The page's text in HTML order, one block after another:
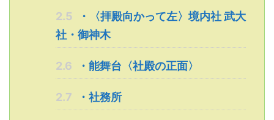
2.5
・〈拝殿向かって左〉境内社 武大
社・御神木
2.6 ・能舞台〈社殿の正面〉
2.7 ・社務所